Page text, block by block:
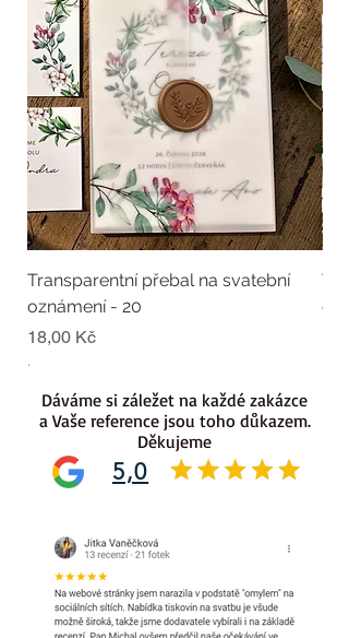
Transparentní přebal na svatební
oznámení - 20
Cena
18,00 Kč
.
5,0
Dáváme si záležet na každé zakázce
a Vaše reference jsou toho důkazem.
Děkujeme